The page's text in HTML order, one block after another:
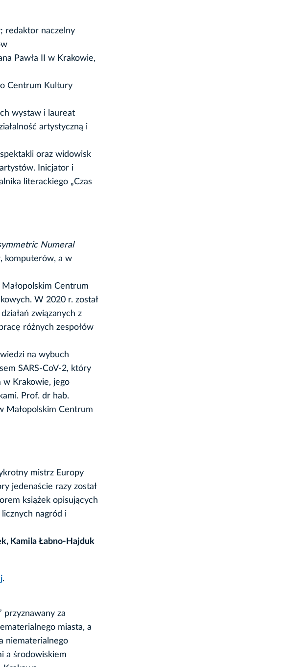
redaktor naczelny
Pawła II w Krakowie,
Centrum Kultury
wystaw i laureat
artystyczną i
oraz widowisk
Inicjator i
literackiego „Czas
Numeral
komputerów, a w
Centrum
W 2020 r. został
związanych z
różnych zespołów
na wybuch
SARS-CoV-2, który
w Krakowie, jego
Prof. dr hab.
Małopolskim Centrum
mistrz Europy
jedenaście razy został
książek opisujących
nagród i
Kamila Łabno-Hajduk
.
przyznawany za
miasta, a
niematerialnego
a środowiskiem